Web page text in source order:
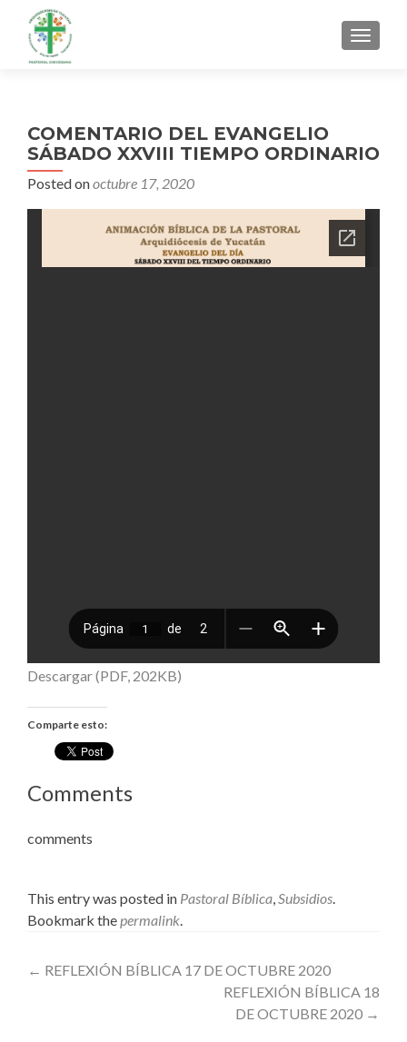
MENU
COMENTARIO DEL EVANGELIO
SÁBADO XXVIII TIEMPO ORDINARIO
Posted onoctubre 17, 2020
Descargar (PDF, 202KB)
Comparte esto:
Comments
comments
This entry was posted in Pastoral Bíblica,Subsidios.
Bookmark thepermalink.
Post
← REFLEXIÓN BÍBLICA 17 DE OCTUBRE 2020
REFLEXIÓN BÍBLICA 18
DE OCTUBRE 2020 →